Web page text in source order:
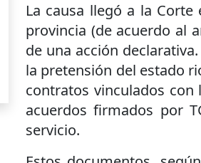
La causa llegó a la
provincia (de acuerdo al
de una acción
la pretensión del estado
contratos vinculados con
acuerdos firmados por
servicio.